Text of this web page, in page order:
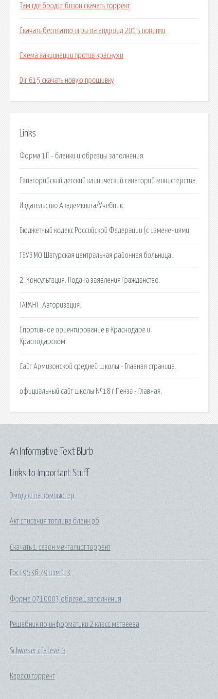
Там где бродит бизон скачать торрент
Скачать бесплатно игры на андроид 2015 новинки
Схема вакцинации против краснухи
Dir 615 скачать новую прошивку
Links
Форма 1П - бланки и образцы заполнения.
Евпаторийский детский клинический санаторий министерства.
Издательство Академкнига/Учебник.
Бюджетный кодекс Российской Федерации (с изменениями
ГБУЗ МО Шатурская центральная районная больница.
2. Консультация. Подача заявления Гражданство.
ГАРАНТ. Авторизация.
Спортивное ориентирование в Краснодаре и
Краснодарском.
Сайт Армизонской средней школы - Главная страница.
официальный сайт школы №18 г.Пенза - Главная.
Links to Important Stuff
Эмоджи на компьютер
Акт списания топлива бланк рб
Скачать 1 сезон менталист торрент
Гост 9536 79 изм 1 3
Форма 0710003 образец заполнения
Решебник по информатики 2 класс матвеева
Schweser cfa level 3
Караси торрент
An Informative Text Blurb